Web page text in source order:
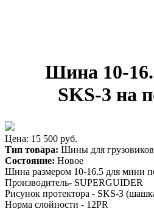
Шина 10-
SKS-3 на
Цена: 15 500 руб.
Тип товара: Шины для
Состояние: Новое
Шина размером 10-16.5 для мини
Производитель- SUPERGUIDER
Рисунок протектора - SKS-3
Норма слойности - 12PR